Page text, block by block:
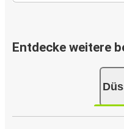
Entdecke weitere